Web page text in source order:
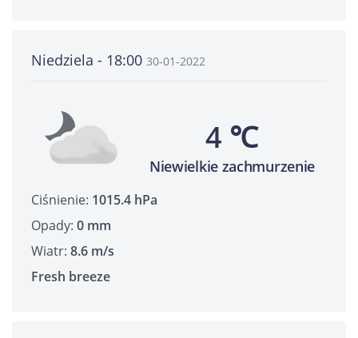
Niedziela - 18:00 30-01-2022
4 ℃
Niewielkie zachmurzenie
Ciśnienie: 1015.4 hPa
Opady: 0 mm
Wiatr: 8.6 m/s
Fresh breeze